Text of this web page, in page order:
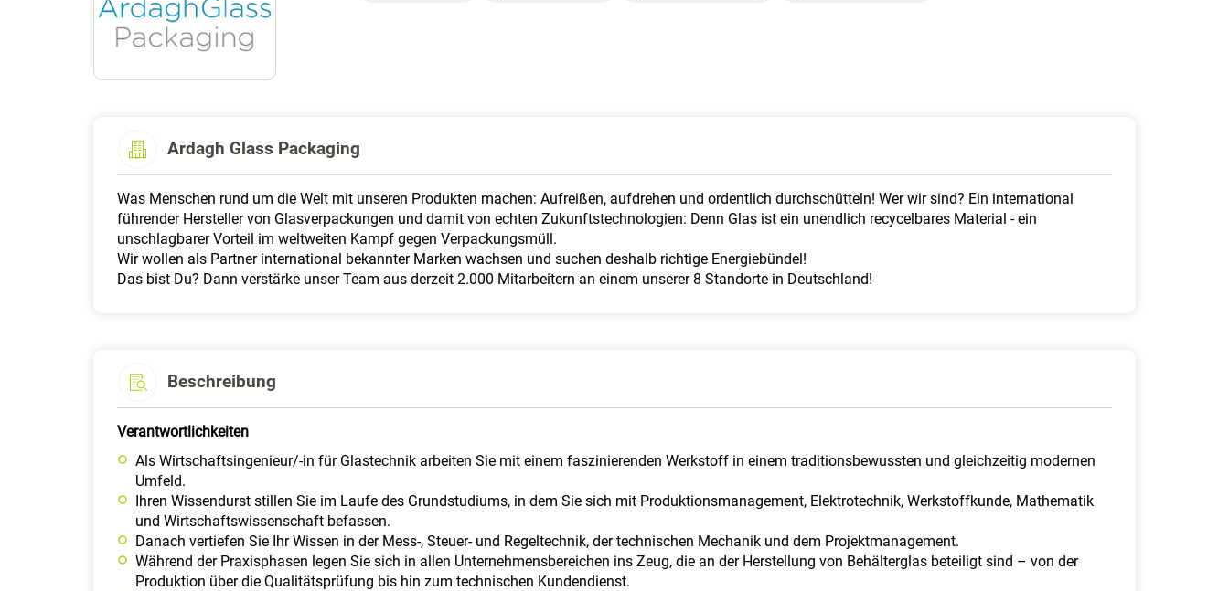
Ardagh Glass Packaging
Was Menschen rund um die Welt mit unseren Produkten machen: Aufreißen, aufdrehen und ordentlich durchschütteln! Wer wir sind? Ein international
führender Hersteller von Glasverpackungen und damit von echten Zukunftstechnologien: Denn Glas ist ein unendlich recycelbares Material - ein
unschlagbarer Vorteil im weltweiten Kampf gegen Verpackungsmüll.
Wir wollen als Partner international bekannter Marken wachsen und suchen deshalb richtige Energiebündel!
Das bist Du? Dann verstärke unser Team aus derzeit 2.000 Mitarbeitern an einem unserer 8 Standorte in Deutschland!
Beschreibung
Verantwortlichkeiten
Als Wirtschaftsingenieur/-in für Glastechnik arbeiten Sie mit einem faszinierenden Werkstoff in einem traditionsbewussten und gleichzeitig modernen
Umfeld.
Ihren Wissendurst stillen Sie im Laufe des Grundstudiums, in dem Sie sich mit Produktionsmanagement, Elektrotechnik, Werkstoffkunde, Mathematik
und Wirtschaftswissenschaft befassen.
Danach vertiefen Sie Ihr Wissen in der Mess-, Steuer- und Regeltechnik, der technischen Mechanik und dem Projektmanagement.
Während der Praxisphasen legen Sie sich in allen Unternehmensbereichen ins Zeug, die an der Herstellung von Behälterglas beteiligt sind – von der
Produktion über die Qualitätsprüfung bis hin zum technischen Kundendienst.